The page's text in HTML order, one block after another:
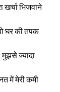
खर्चा भिजवाने
घर की तपक
ज्यादा
में मेरी कमी